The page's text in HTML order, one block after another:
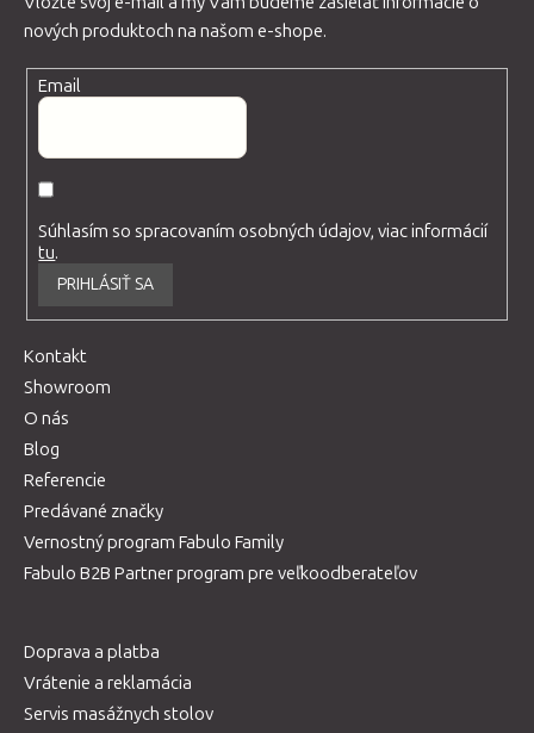
nových produktoch na našom e-shope.
Email
Súhlasím so spracovaním osobných údajov, viac informácií
tu.
PRIHLÁSIŤ SA
Kontakt
Showroom
O nás
Blog
Referencie
Predávané značky
Vernostný program Fabulo Family
Fabulo B2B Partner program pre veľkoodberateľov
Doprava a platba
Vrátenie a reklamácia
Servis masážnych stolov